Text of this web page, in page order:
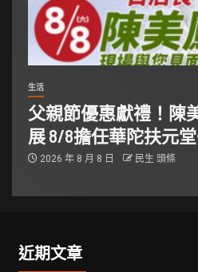
生活
父親節優惠獻禮！陳
展 8/8擔任華陀扶元
2026 年 8 月 8 日 民生 頭條
近期文章